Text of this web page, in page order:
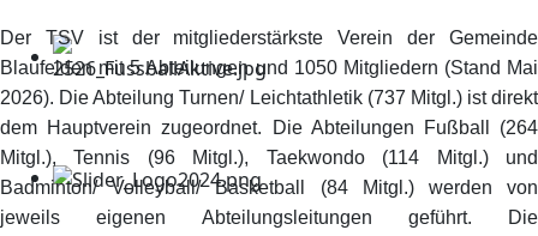
Der TSV ist der mitgliederstärkste Verein der Gemeinde
Blaufelden mit 5 Abteilungen und 1050 Mitgliedern (Stand Mai
2026). Die Abteilung Turnen/ Leichtathletik (737 Mitgl.) ist direkt
dem Hauptverein zugeordnet. Die Abteilungen Fußball (264
Mitgl.), Tennis (96 Mitgl.), Taekwondo (114 Mitgl.) und
Badminton/ Volleyball/ Basketball (84 Mitgl.) werden von
jeweils eigenen Abteilungsleitungen geführt. Die